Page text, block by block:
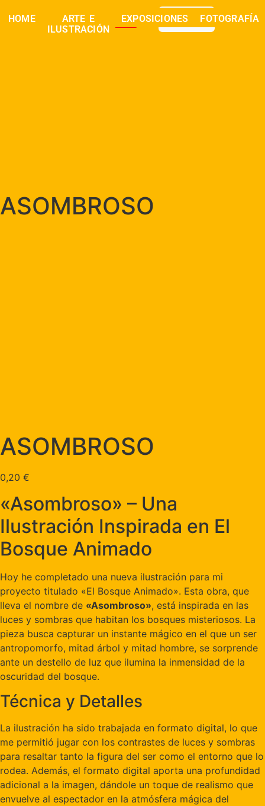
HOME
ARTE E
ILUSTRACIÓN
EXPOSICIONES FOTOGRAFÍA
buscar 0,00
ASOMBROSO
ASOMBROSO
0,20 €
«Asombroso» – Una
Ilustración Inspirada en El
Bosque Animado
Hoy he completado una nueva ilustración para mi
proyecto titulado «El Bosque Animado». Esta obra, que
lleva el nombre de «Asombroso», está inspirada en las
luces y sombras que habitan los bosques misteriosos. La
pieza busca capturar un instante mágico en el que un ser
antropomorfo, mitad árbol y mitad hombre, se sorprende
ante un destello de luz que ilumina la inmensidad de la
oscuridad del bosque.
Técnica y Detalles
La ilustración ha sido trabajada en formato digital, lo que
me permitió jugar con los contrastes de luces y sombras
para resaltar tanto la figura del ser como el entorno que lo
rodea. Además, el formato digital aporta una profundidad
adicional a la imagen, dándole un toque de realismo que
envuelve al espectador en la atmósfera mágica del